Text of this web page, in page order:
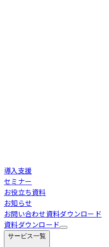
導入支援
セミナー
お役立ち資料
お知らせ
お問い合わせ資料ダウンロード
資料ダウンロード
サービス一覧